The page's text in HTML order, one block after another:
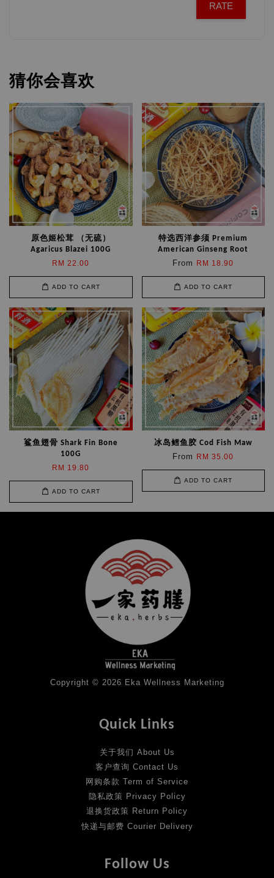
RATE
猜你会喜欢
原色姬松茸 （无硫）
Agaricus Blazei 100G
RM 22.00
ADD TO CART
特选西洋参须 Premium
American Ginseng Root
From RM 18.90
ADD TO CART
鲨鱼翅骨 Shark Fin Bone
100G
RM 19.80
ADD TO CART
冰岛鳕鱼胶 Cod Fish Maw
From RM 35.00
ADD TO CART
Copyright © 2026 Eka Wellness Marketing
Quick Links
关于我们 About Us
客户查询 Contact Us
网购条款 Term of Service
隐私政策 Privacy Policy
退换货政策 Return Policy
快递与邮费 Courier Delivery
Follow Us